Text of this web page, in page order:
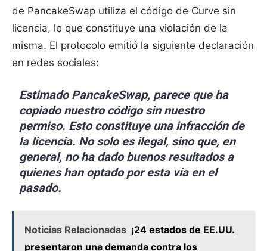
de PancakeSwap utiliza el código de Curve sin
licencia, lo que constituye una violación de la
misma. El protocolo emitió la siguiente declaración
en redes sociales:
Estimado PancakeSwap, parece que ha
copiado nuestro código sin nuestro
permiso. Esto constituye una infracción de
la licencia. No solo es ilegal, sino que, en
general, no ha dado buenos resultados a
quienes han optado por esta vía en el
pasado.
Noticias Relacionadas ¡24 estados de EE.UU.
presentaron una demanda contra los